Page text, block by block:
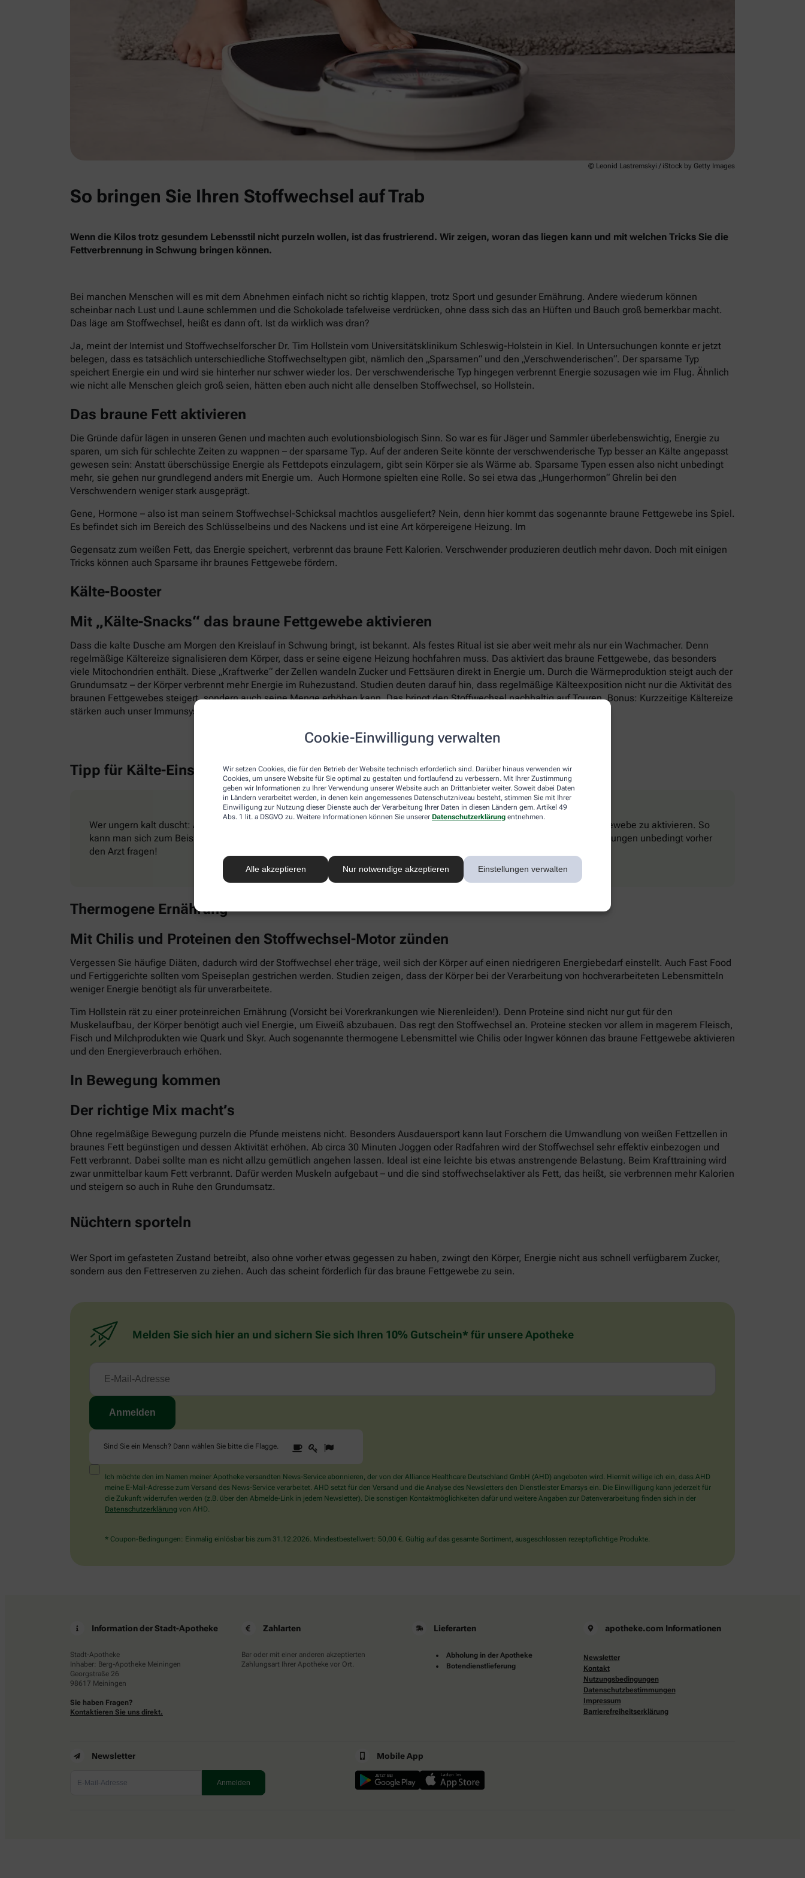
Cookie-Einwilligung verwalten
Wir setzen Cookies, die für den Betrieb der Website technisch erforderlich sind. Darüber hinaus verwenden wir
Cookies, um unsere Website für Sie optimal zu gestalten und fortlaufend zu verbessern. Mit Ihrer Zustimmung
geben wir Informationen zu Ihrer Verwendung unserer Website auch an Drittanbieter weiter. Soweit dabei Daten
in Ländern verarbeitet werden, in denen kein angemessenes Datenschutzniveau besteht, stimmen Sie mit Ihrer
Einwilligung zur Nutzung dieser Dienste auch der Verarbeitung Ihrer Daten in diesen Ländern gem. Artikel 49
Abs. 1 lit. a DSGVO zu. Weitere Informationen können Sie unserer Datenschutzerklärung entnehmen.
Alle akzeptieren Nur notwendige akzeptieren Einstellungen verwalten
© Leonid Lastremskyi / iStock by Getty Images
So bringen Sie Ihren Stoffwechsel auf Trab
Wenn die Kilos trotz gesundem Lebensstil nicht purzeln wollen, ist das frustrierend. Wir zeigen, woran das liegen kann und mit welchen Tricks Sie die
Fettverbrennung in Schwung bringen können.
Bei manchen Menschen will es mit dem Abnehmen einfach nicht so richtig klappen, trotz Sport und gesunder Ernährung. Andere wiederum können
scheinbar nach Lust und Laune schlemmen und die Schokolade tafelweise verdrücken, ohne dass sich das an Hüften und Bauch groß bemerkbar macht.
Das läge am Stoffwechsel, heißt es dann oft. Ist da wirklich was dran?
Ja, meint der Internist und Stoffwechselforscher Dr. Tim Hollstein vom Universitätsklinikum Schleswig-Holstein in Kiel. In Untersuchungen konnte er jetzt
belegen, dass es tatsächlich unterschiedliche Stoffwechseltypen gibt, nämlich den „Sparsamen“ und den „Verschwenderischen“. Der sparsame Typ
speichert Energie ein und wird sie hinterher nur schwer wieder los. Der verschwenderische Typ hingegen verbrennt Energie sozusagen wie im Flug. Ähnlich
wie nicht alle Menschen gleich groß seien, hätten eben auch nicht alle denselben Stoffwechsel, so Hollstein.
Das braune Fett aktivieren
Die Gründe dafür lägen in unseren Genen und machten auch evolutionsbiologisch Sinn. So war es für Jäger und Sammler überlebenswichtig, Energie zu
sparen, um sich für schlechte Zeiten zu wappnen – der sparsame Typ. Auf der anderen Seite könnte der verschwenderische Typ besser an Kälte angepasst
gewesen sein: Anstatt überschüssige Energie als Fettdepots einzulagern, gibt sein Körper sie als Wärme ab. Sparsame Typen essen also nicht unbedingt
mehr, sie gehen nur grundlegend anders mit Energie um. Auch Hormone spielten eine Rolle. So sei etwa das „Hungerhormon“ Ghrelin bei den
Verschwendern weniger stark ausgeprägt.
Gene, Hormone – also ist man seinem Stoffwechsel-Schicksal machtlos ausgeliefert? Nein, denn hier kommt das sogenannte braune Fettgewebe ins Spiel.
Es befindet sich im Bereich des Schlüsselbeins und des Nackens und ist eine Art körpereigene Heizung. Im
Gegensatz zum weißen Fett, das Energie speichert, verbrennt das braune Fett Kalorien. Verschwender produzieren deutlich mehr davon. Doch mit einigen
Tricks können auch Sparsame ihr braunes Fettgewebe fördern.
Kälte-Booster
Mit „Kälte-Snacks“ das braune Fettgewebe aktivieren
Dass die kalte Dusche am Morgen den Kreislauf in Schwung bringt, ist bekannt. Als festes Ritual ist sie aber weit mehr als nur ein Wachmacher. Denn
regelmäßige Kältereize signalisieren dem Körper, dass er seine eigene Heizung hochfahren muss. Das aktiviert das braune Fettgewebe, das besonders
viele Mitochondrien enthält. Diese „Kraftwerke“ der Zellen wandeln Zucker und Fettsäuren direkt in Energie um. Durch die Wärmeproduktion steigt auch der
Grundumsatz – der Körper verbrennt mehr Energie im Ruhezustand. Studien deuten darauf hin, dass regelmäßige Kälteexposition nicht nur die Aktivität des
braunen Fettgewebes steigert, sondern auch seine Menge erhöhen kann. Das bringt den Stoffwechsel nachhaltig auf Touren. Bonus: Kurzzeitige Kältereize
stärken auch unser Immunsystem.
Tipp für Kälte-Einsteiger
Wer ungern kalt duscht: Auch moderate Kältereize reichen aus, um den Stoffwechsel zu stimulieren und das braune Fettgewebe zu aktivieren. So
kann man sich zum Beispiel beim Spazierengehen einfach etwas dünner anziehen. Ansonsten: Bei Herz-Kreislauf-Erkrankungen unbedingt vorher
den Arzt fragen!
Thermogene Ernährung
Mit Chilis und Proteinen den Stoffwechsel-Motor zünden
Vergessen Sie häufige Diäten, dadurch wird der Stoffwechsel eher träge, weil sich der Körper auf einen niedrigeren Energiebedarf einstellt. Auch Fast Food
und Fertiggerichte sollten vom Speiseplan gestrichen werden. Studien zeigen, dass der Körper bei der Verarbeitung von hochverarbeiteten Lebensmitteln
weniger Energie benötigt als für unverarbeitete.
Tim Hollstein rät zu einer proteinreichen Ernährung (Vorsicht bei Vorerkrankungen wie Nierenleiden!). Denn Proteine sind nicht nur gut für den
Muskelaufbau, der Körper benötigt auch viel Energie, um Eiweiß abzubauen. Das regt den Stoffwechsel an. Proteine stecken vor allem in magerem Fleisch,
Fisch und Milchprodukten wie Quark und Skyr. Auch sogenannte thermogene Lebensmittel wie Chilis oder Ingwer können das braune Fettgewebe aktivieren
und den Energieverbrauch erhöhen.
In Bewegung kommen
Der richtige Mix macht’s
Ohne regelmäßige Bewegung purzeln die Pfunde meistens nicht. Besonders Ausdauersport kann laut Forschern die Umwandlung von weißen Fettzellen in
braunes Fett begünstigen und dessen Aktivität erhöhen. Ab circa 30 Minuten Joggen oder Radfahren wird der Stoffwechsel sehr effektiv einbezogen und
Fett verbrannt. Dabei sollte man es nicht allzu gemütlich angehen lassen. Ideal ist eine leichte bis etwas anstrengende Belastung. Beim Krafttraining wird
zwar unmittelbar kaum Fett verbrannt. Dafür werden Muskeln aufgebaut – und die sind stoffwechselaktiver als Fett, das heißt, sie verbrennen mehr Kalorien
und steigern so auch in Ruhe den Grundumsatz.
Nüchtern sporteln
Wer Sport im gefasteten Zustand betreibt, also ohne vorher etwas gegessen zu haben, zwingt den Körper, Energie nicht aus schnell verfügbarem Zucker,
sondern aus den Fettreserven zu ziehen. Auch das scheint förderlich für das braune Fettgewebe zu sein.
Melden Sie sich hier an und sichern Sie sich Ihren 10% Gutschein* für unsere Apotheke
Sind Sie ein Mensch? Dann wählen Sie bitte die Flagge.
Sind
Sie
Mensch?
Dann
wählen
Flagge.
1 2
Ich möchte den im Namen meiner Apotheke versandten News-Service abonnieren, der von der Alliance Healthcare Deutschland GmbH (AHD) angeboten wird. Hiermit willige ich ein, dass AHD
meine E-Mail-Adresse zum Versand des News-Service verarbeitet. AHD setzt für den Versand und die Analyse des Newsletters den Dienstleister Emarsys ein. Die Einwilligung kann jederzeit für
die Zukunft widerrufen werden (z.B. über den Abmelde-Link in jedem Newsletter). Die sonstigen Kontaktmöglichkeiten dafür und weitere Angaben zur Datenverarbeitung finden sich in der
Datenschutzerklärung von AHD.
* Coupon-Bedingungen: Einmalig einlösbar bis zum 31.12.2026. Mindestbestellwert: 50,00 €. Gültig auf das gesamte Sortiment, ausgeschlossen rezeptpflichtige Produkte.
Information der Stadt-Apotheke
Stadt-Apotheke
Inhaber: Berg-Apotheke Meiningen
Georgstraße 26
98617 Meiningen
Sie haben Fragen?
Kontaktieren Sie uns direkt.
Zahlarten
Bar oder mit einer anderen akzeptierten
Zahlungsart Ihrer Apotheke vor Ort.
Lieferarten
Abholung in der Apotheke
Botendienstlieferung
apotheke.com Informationen
Newsletter
Kontakt
Nutzungsbedingungen
Datenschutzbestimmungen
Impressum
Barrierefreiheitserklärung
Newsletter Mobile App